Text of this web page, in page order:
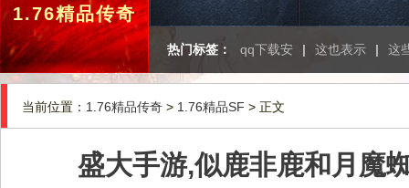
1.76精品传奇
热门标签： qq下载安 | 这也表示 | 这
当前位置： 1.76精品传奇 > 1.76精品SF > 正文
盛大手游,似鹿非鹿和月魔